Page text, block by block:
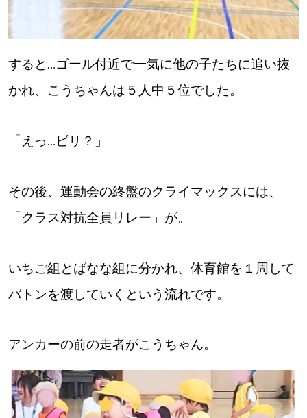
北海道で暮らす、あなたとつくる、
明日への”きっかけ”WEBマガジン
情報提供・お問い合わせ 利用規約
【道央のお気に入りを見つけたい】
【道北のお気に入りを見つけたい】
【道東のお気に入りを見つけたい】
すると…ゴール付近で一気に他の子たちに追い抜
かれ、こうちゃんは５人中５位でした。
「えっ…ビリ？」
その後、運動会の終盤のクライマックスには、
「クラス対抗全員リレー」が。
いちご組とばなな組に分かれ、体育館を１周して
バトンを渡していくという流れです。
アンカーの前の走者がこうちゃん。